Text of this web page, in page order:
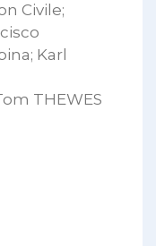
Civile;
Karl
THEWES